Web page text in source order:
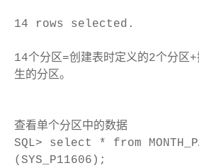
14 rows selected.
14个分区=创建表时定义的2个分区
生的分区。
查看单个分区中的数据
SQL> select * from
(SYS_P11606);